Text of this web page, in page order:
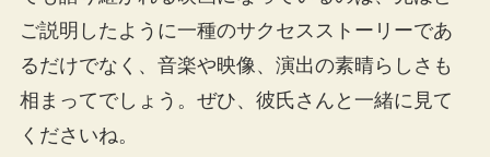
ご説明したように一種のサクセスストーリーであ
るだけでなく、音楽や映像、演出の素晴らしさも
相まってでしょう。ぜひ、彼氏さんと一緒に見て
くださいね。